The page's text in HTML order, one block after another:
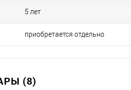
5 лет
приобретается отдельно
(8)